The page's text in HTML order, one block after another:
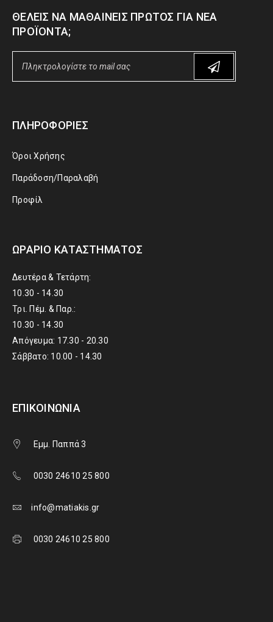
ΘΈΛΕΙΣ ΝΑ ΜΑΘΑΊΝΕΙΣ ΠΡΏΤΟΣ ΓΙΑ ΝΈΑ
ΠΡΟΪΌΝΤΑ;
ΠΛΗΡΟΦΟΡΊΕΣ
Όροι Χρήσης
Παράδοση/Παραλαβή
Προφίλ
ΩΡΆΡΙΟ ΚΑΤΑΣΤΉΜΑΤΟΣ
Δευτέρα & Τετάρτη:
10.30 - 14.30
Τρι. Πέμ. & Παρ.:
10.30 - 14.30
Απόγευμα: 17.30 - 20.30
Σάββατο: 10.00 - 14.30
ΕΠΙΚΟΙΝΩΝΊΑ
Εμμ. Παππά 3
0030 24610 25 800
info@matiakis.gr
0030 24610 25 800